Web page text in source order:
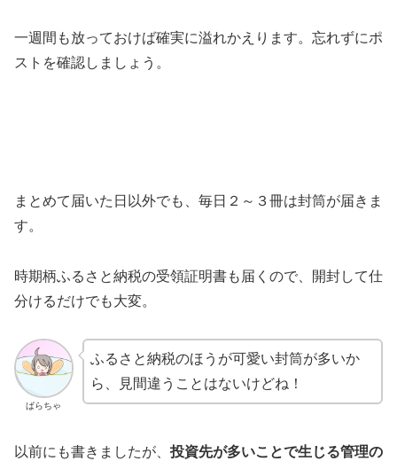
一週間も放っておけば確実に溢れかえります。忘れずにポ
ストを確認しましょう。
まとめて届いた日以外でも、毎日２～３冊は封筒が届きま
す。
時期柄ふるさと納税の受領証明書も届くので、開封して仕
分けるだけでも大変。
ばらちゃ
ふるさと納税のほうが可愛い封筒が多いか
ら、見間違うことはないけどね！
以前にも書きましたが、 投資先が多いことで生じる管理の